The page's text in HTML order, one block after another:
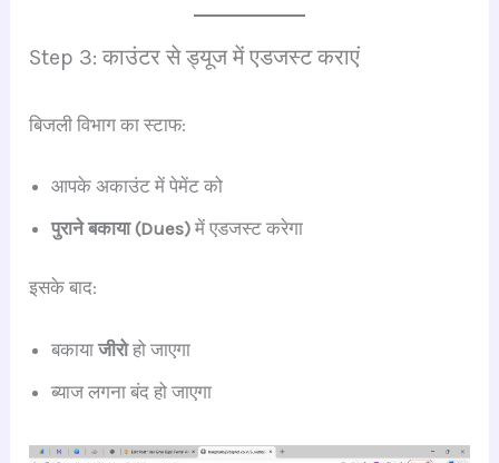
Step 3: काउंटर से ड्यूज में एडजस्ट कराएं
बिजली विभाग का स्टाफ:
आपके अकाउंट में पेमेंट को
पुराने बकाया (Dues) में एडजस्ट करेगा
इसके बाद:
बकायाजीरोहो जाएगा
ब्याज लगना बंद हो जाएगा